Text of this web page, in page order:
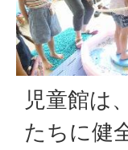
児童館は
たちに健